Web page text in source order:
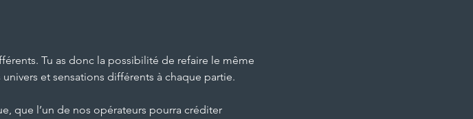
Tu as donc la possibilité de refaire le même
et sensations différents à chaque partie.
que l’un de nos opérateurs pourra créditer